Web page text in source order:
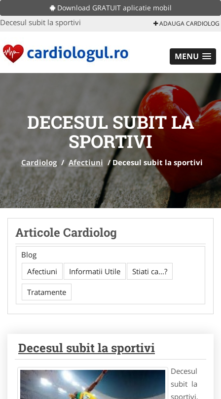
Download GRATUIT aplicatie mobil
Decesul subit la sportivi ADAUGA CARDIOLOG
MENU
DECESUL SUBIT LA
SPORTIVI
Cardiolog / Afectiuni /Decesul subit la sportivi
Articole Cardiolog
Blog
Afectiuni
Informatii Utile Stiati ca...?
Tratamente
Decesul subit la sportivi
Decesul
subit la
sportivi,